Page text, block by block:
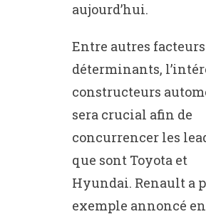
aujourd’hui.
Entre autres facteurs
déterminants,
constructeurs
sera crucial afin de
concurrencer les
que sont Toyota et
Hyundai. Renault a
exemple annoncé en